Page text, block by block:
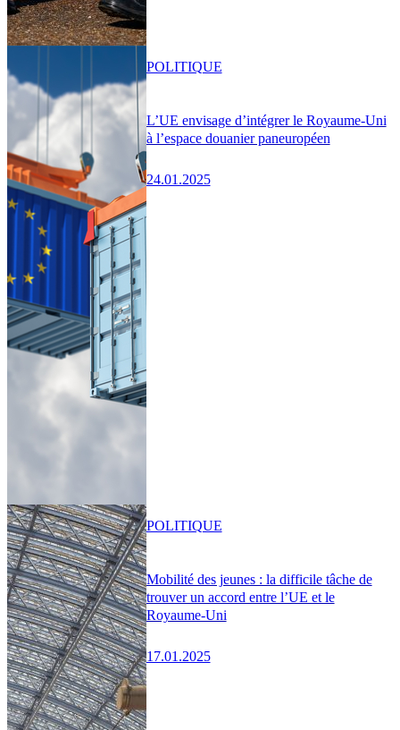
L’UE envisage d’intégrer le Royaume-Uni
à l’espace douanier paneuropéen
24.01.2025
POLITIQUE
Mobilité des jeunes : la difficile tâche de
trouver un accord entre l’UE et le
Royaume-Uni
17.01.2025
POLITIQUE